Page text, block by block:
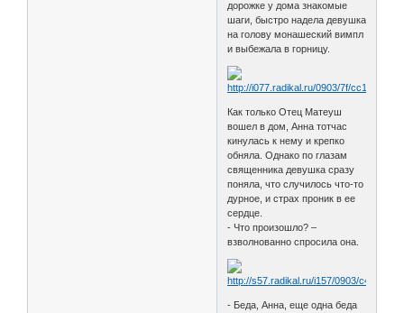
дорожке у дома знакомые
шаги, быстро надела девушка
на голову монашеский вимпл
и выбежала в горницу.
Как только Отец Матеуш
вошел в дом, Анна тотчас
кинулась к нему и крепко
обняла. Однако по глазам
священника девушка сразу
поняла, что случилось что-то
дурное, и страх проник в ее
сердце.
- Что произошло? –
взволнованно спросила она.
- Беда, Анна, еще одна беда